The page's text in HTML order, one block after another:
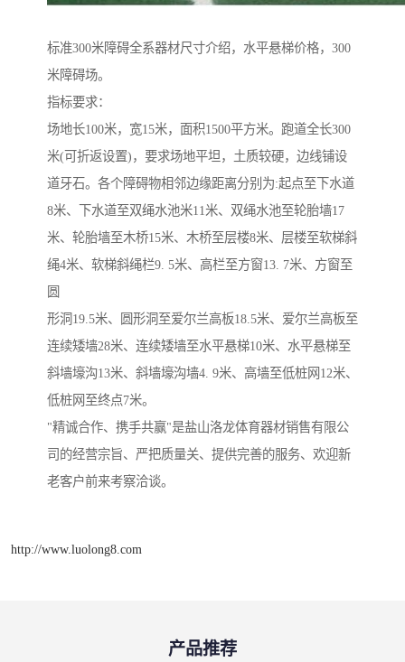
标准300米障碍全系器材尺寸介绍，水平悬梯价格，300
米障碍场。
指标要求：
场地长100米，宽15米，面积1500平方米。跑道全长300
米(可折返设置)，要求场地平坦，土质较硬，边线铺设
道牙石。各个障碍物相邻边缘距离分别为:起点至下水道
8米、下水道至双绳水池米11米、双绳水池至轮胎墙17
米、轮胎墙至木桥15米、木桥至层楼8米、层楼至软梯斜
绳4米、软梯斜绳栏9. 5米、高栏至方窗13. 7米、方窗至
圆
形洞19.5米、圆形洞至爱尔兰高板18.5米、爱尔兰高板至
连续矮墙28米、连续矮墙至水平悬梯10米、水平悬梯至
斜墙壕沟13米、斜墙壕沟墙4. 9米、高墙至低桩网12米、
低桩网至终点7米。
"精诚合作、携手共赢"是盐山洛龙体育器材销售有限公
司的经营宗旨、严把质量关、提供完善的服务、欢迎新
老客户前来考察洽谈。
http://www.luolong8.com
产品推荐